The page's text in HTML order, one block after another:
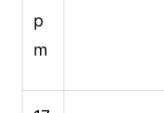
p
m